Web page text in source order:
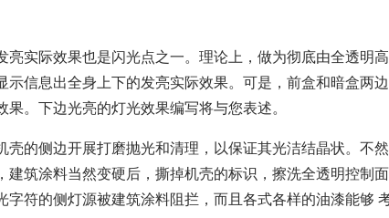
亮实际效果也是闪光点之一。理论上，做为彻底由全透明
示信息出全身上下的发亮实际效果。可是，前盒和暗盒两
。下边光亮的灯光效果编写将与您表述。
壳的侧边开展打磨抛光和清理，以保证其光洁结晶状。不
建筑涂料当然变硬后，撕掉机壳的标识，擦洗全透明控制
字符的侧灯源被建筑涂料阻拦，而且各式各样的油漆能够